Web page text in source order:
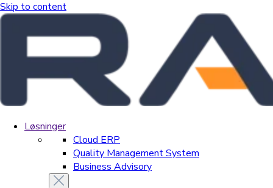
Skip to content
Løsninger
Cloud ERP
Quality Management System
Business Advisory